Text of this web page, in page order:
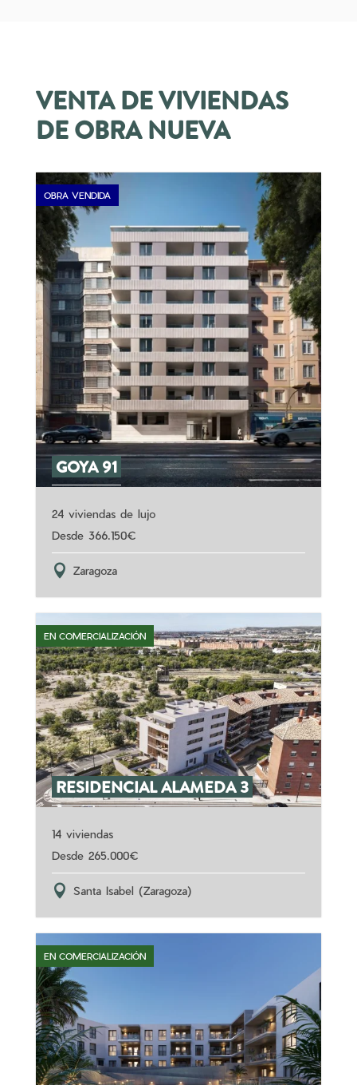
VENTA DE VIVIENDAS
DE OBRA NUEVA
GOYA 91
24 viviendas de lujo
366.150
Zaragoza
OBRA VENDIDA
RESIDENCIAL ALAMEDA 3
14 viviendas
265.000
Santa Isabel (Zaragoza)
EN COMERCIALIZACIÓN
EN COMERCIALIZACIÓN